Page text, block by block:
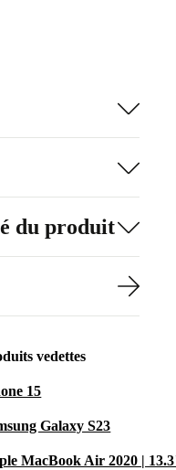
du produit
vedettes
15
Galaxy S23
MacBook Air 2020 |